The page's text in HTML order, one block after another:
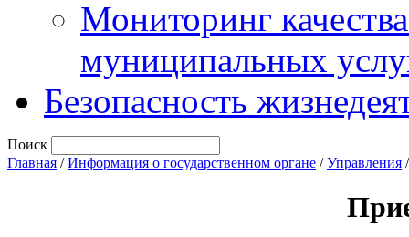
Мониторинг
муниципальных
Безопасность
Поиск
Главная /Информация о государственном органе /Управления